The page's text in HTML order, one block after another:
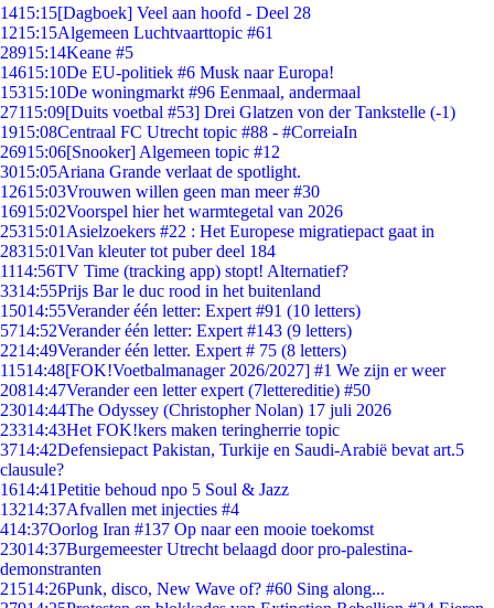
1415:15[Dagboek] Veel aan hoofd - Deel 28
1215:15Algemeen Luchtvaarttopic #61
28915:14Keane #5
14615:10De EU-politiek #6 Musk naar Europa!
15315:10De woningmarkt #96 Eenmaal, andermaal
27115:09[Duits voetbal #53] Drei Glatzen von der Tankstelle (-1)
1915:08Centraal FC Utrecht topic #88 - #CorreiaIn
26915:06[Snooker] Algemeen topic #12
3015:05Ariana Grande verlaat de spotlight.
12615:03Vrouwen willen geen man meer #30
16915:02Voorspel hier het warmtegetal van 2026
25315:01 Asielzoekers #22 : Het Europese migratiepact gaat in
28315:01Van kleuter tot puber deel 184
1114:56TV Time (tracking app) stopt! Alternatief?
3314:55Prijs Bar le duc rood in het buitenland
15014:55Verander één letter: Expert #91 (10 letters)
5714:52Verander één letter: Expert #143 (9 letters)
2214:49Verander één letter. Expert # 75 (8 letters)
11514:48[FOK!Voetbalmanager 2026/2027] #1 We zijn er weer
20814:47Verander een letter expert (7lettereditie) #50
23014:44The Odyssey (Christopher Nolan) 17 juli 2026
23314:43Het FOK!kers maken teringherrie topic
3714:42Defensiepact Pakistan, Turkije en Saudi-Arabië bevat art.5
clausule?
1614:41Petitie behoud npo 5 Soul & Jazz
13214:37Afvallen met injecties #4
414:37Oorlog Iran #137 Op naar een mooie toekomst
23014:37Burgemeester Utrecht belaagd door pro-palestina-
demonstranten
21514:26Punk, disco, New Wave of? #60 Sing along...